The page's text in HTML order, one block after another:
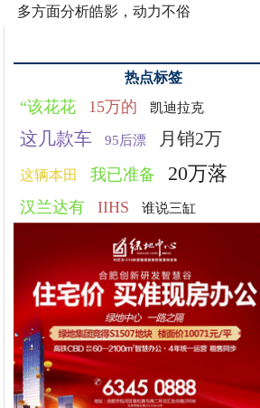
多方面分析皓影，动力不俗
热点标签
“该花花 15万的 凯迪拉克
这几款车 95后漂 月销2万
这辆本田 我已准备 20万落
汉兰达有 IIHS 谁说三缸